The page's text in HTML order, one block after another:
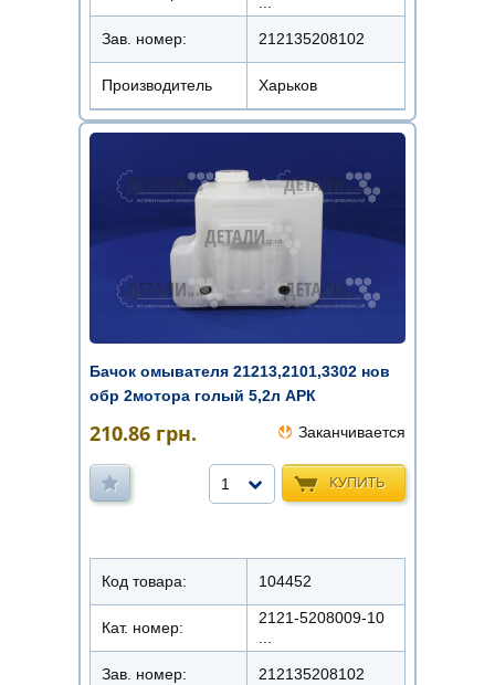
Зав. номер: 212135208102
Производитель Харьков
Бачок омывателя 21213,2101,3302 нов
обр 2мотора голый 5,2л АРК
210.86 грн. Заканчивается
КУПИТЬ
1
Код товара: 104452
Кат. номер:
2121-5208009-10
Зав. номер: 212135208102